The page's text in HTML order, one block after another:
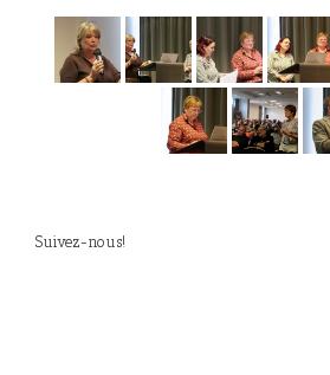
Suivez-nous!